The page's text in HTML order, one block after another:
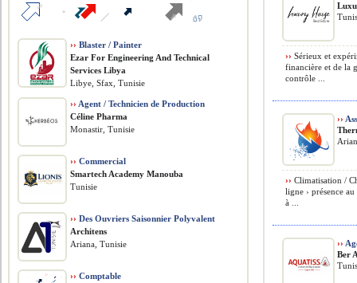
›› Sérieux et
financière et de la
contrôle ...
››
›› Climatisation /
ligne › présence
à ...
››
Ber
›› Blaster / Painter
Ezar For Engineering And Technical
Services Libya
Libye, Sfax, Tunisie
›› Agent / Technicien de Production
Céline Pharma
Monastir, Tunisie
›› Commercial
Smartech Academy Manouba
Tunisie
›› Des Ouvriers Saisonnier Polyvalent
Architens
Ariana, Tunisie
›› Comptable